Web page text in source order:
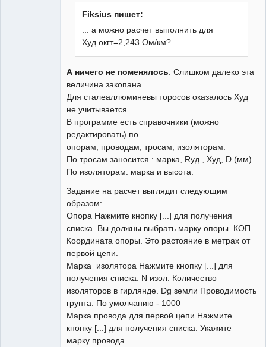
Fiksius пишет:
... а можно расчет выполнить для
Худ.окгт=2,243 Ом/км?
А ничего не поменялось. Слишком далеко эта
величина закопана.
Для сталеаллюминевы торосов оказалось Худ
не учитывается.
В программе есть справочники (можно
редактировать) по
опорам, проводам, тросам, изоляторам.
По тросам заносится : марка, Rуд , Худ, D (мм).
По изоляторам: марка и высота.
Задание на расчет выглядит следующим
образом:
Опора Нажмите кнопку [...] для получения
списка. Вы должны выбрать марку опоры. КОП
Координата опоры. Это растояние в метрах от
первой цепи.
Марка изолятора Нажмите кнопку [...] для
получения списка. N изол. Количество
изоляторов в гирлянде. Dg земли Проводимость
грунта. По умолчанию - 1000
Марка провода для первой цепи Нажмите
кнопку [...] для получения списка. Укажите
марку провода.